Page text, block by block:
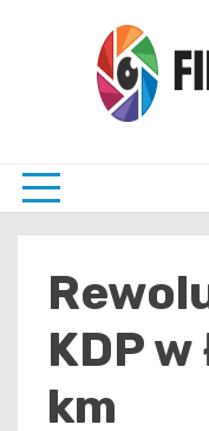
KDP
km